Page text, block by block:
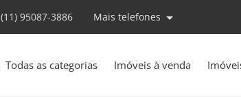
(11) 95087-3886 Mais telefones
Todas as categorias Imóveis à venda